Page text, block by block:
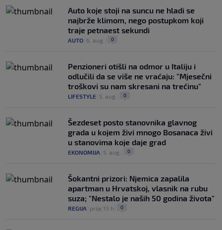
Auto koje stoji na suncu ne hladi se
najbrže klimom, nego postupkom koji
traje petnaest sekundi
AUTO 6. aug. 0
Penzioneri otišli na odmor u Italiju i
odlučili da se više ne vraćaju: "Mjesečni
troškovi su nam skresani na trećinu"
LIFESTYLE 5. aug. 0
Šezdeset posto stanovnika glavnog
grada u kojem živi mnogo Bosanaca živi
u stanovima koje daje grad
EKONOMIJA 5. aug. 0
Šokantni prizori: Njemica zapalila
apartman u Hrvatskoj, vlasnik na rubu
suza; "Nestalo je naših 50 godina života"
REGIJA prije 13 h 0